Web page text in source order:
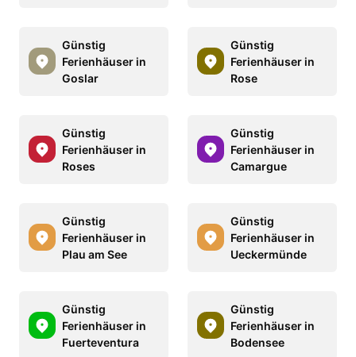
Günstig
Ferienhäuser in
Goslar
Günstig
Ferienhäuser in
Rose
Günstig
Ferienhäuser in
Roses
Günstig
Ferienhäuser in
Camargue
Günstig
Ferienhäuser in
Plau am See
Günstig
Ferienhäuser in
Ueckermünde
Günstig
Ferienhäuser in
Fuerteventura
Günstig
Ferienhäuser in
Bodensee